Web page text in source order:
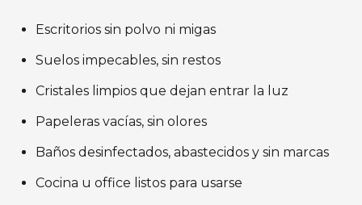
Escritorios sin polvo ni migas
Suelos impecables, sin restos
Cristales limpios que dejan entrar la luz
Papeleras vacías, sin olores
Baños desinfectados, abastecidos y sin marcas
Cocina u office listos para usarse